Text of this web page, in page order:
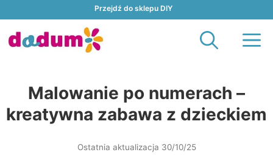
treści
Przejdź do sklepu DIY
Malowanie po numerach –
kreatywna zabawa z dzieckiem
Ostatnia aktualizacja 30/10/25